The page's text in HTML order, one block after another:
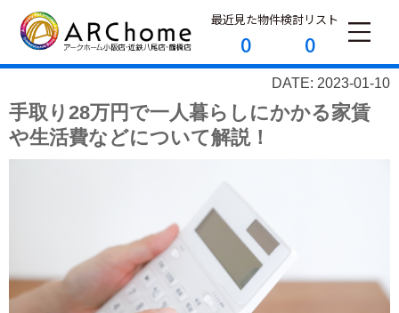
最近見た物件
0
検討リスト
0
DATE: 2023-01-10
手取り28万円で一人暮らしにかかる家賃
や生活費などについて解説！